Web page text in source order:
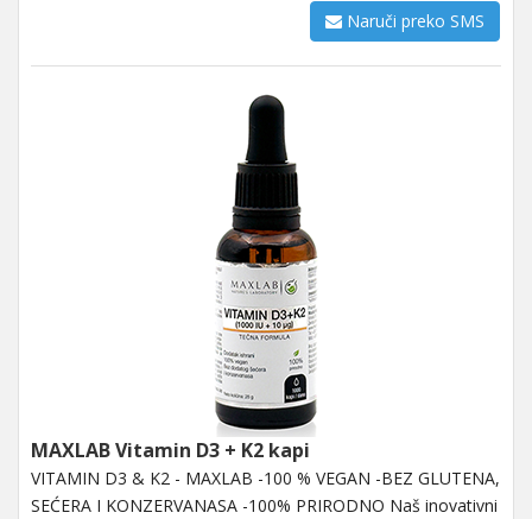
Naruči preko SMS
MAXLAB Vitamin D3 + K2 kapi
VITAMIN D3 & K2 - MAXLAB -100 % VEGAN -BEZ GLUTENA,
SEĆERA I KONZERVANASA -100% PRIRODNO Naš inovativni